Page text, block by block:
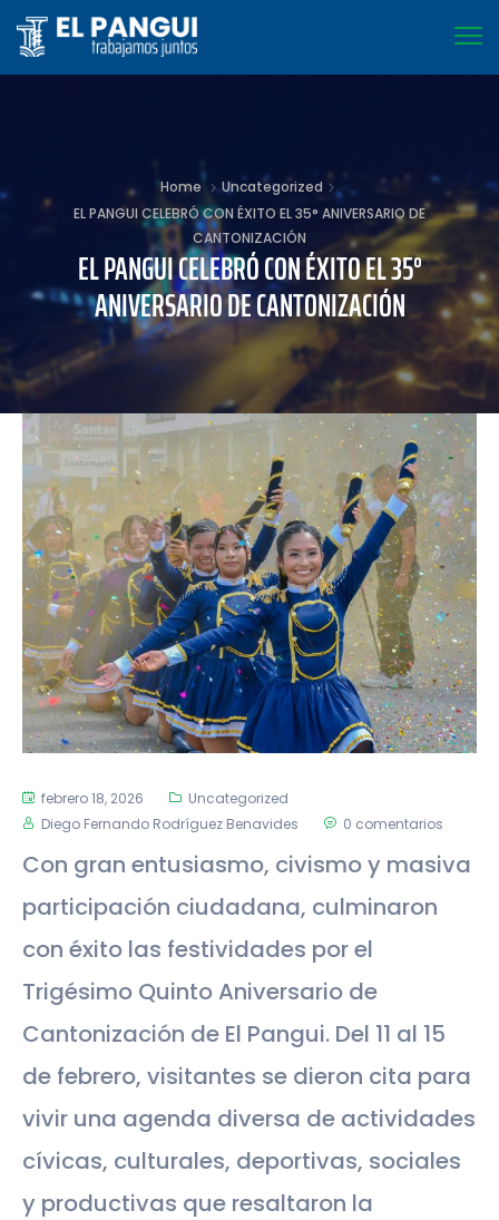
Home
Uncategorized
EL PANGUI CELEBRÓ CON ÉXITO EL 35° ANIVERSARIO DE
CANTONIZACIÓN
EL PANGUI CELEBRÓ CON ÉXITO EL 35°
ANIVERSARIO DE CANTONIZACIÓN
febrero 18, 2026
Uncategorized
Diego Fernando Rodríguez Benavides
0 comentarios
Con gran entusiasmo, civismo y masiva
participación ciudadana, culminaron
con éxito las festividades por el
Trigésimo Quinto Aniversario de
Cantonización de El Pangui. Del 11 al 15
de febrero, visitantes se dieron cita para
vivir una agenda diversa de actividades
cívicas, culturales, deportivas, sociales
y productivas que resaltaron la